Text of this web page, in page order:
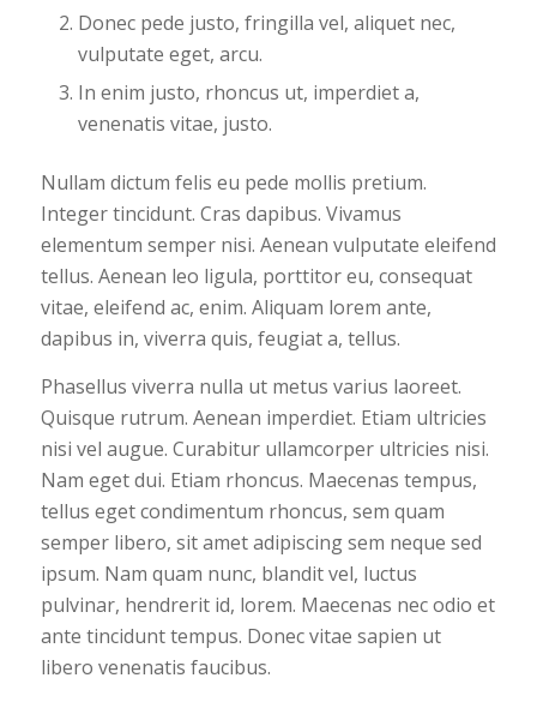
Donec pede justo, fringilla vel, aliquet nec,
vulputate eget, arcu.
In enim justo, rhoncus ut, imperdiet a,
venenatis vitae, justo.
Nullam dictum felis eu pede mollis pretium.
Integer tincidunt. Cras dapibus. Vivamus
elementum semper nisi. Aenean vulputate eleifend
tellus. Aenean leo ligula, porttitor eu, consequat
vitae, eleifend ac, enim. Aliquam lorem ante,
dapibus in, viverra quis, feugiat a, tellus.
Phasellus viverra nulla ut metus varius laoreet.
Quisque rutrum. Aenean imperdiet. Etiam ultricies
nisi vel augue. Curabitur ullamcorper ultricies nisi.
Nam eget dui. Etiam rhoncus. Maecenas tempus,
tellus eget condimentum rhoncus, sem quam
semper libero, sit amet adipiscing sem neque sed
ipsum. Nam quam nunc, blandit vel, luctus
pulvinar, hendrerit id, lorem. Maecenas nec odio et
ante tincidunt tempus. Donec vitae sapien ut
libero venenatis faucibus.